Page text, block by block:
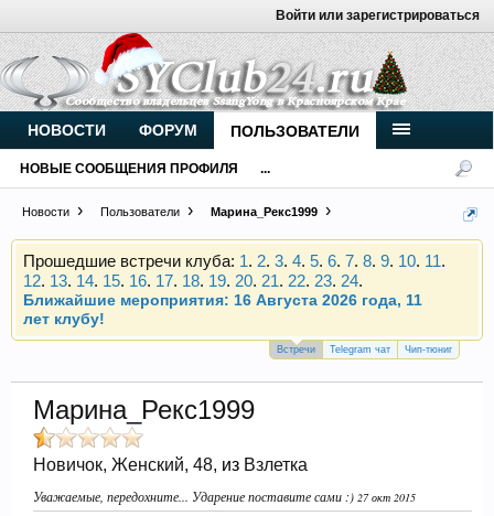
Войти или зарегистрироваться
Новости Пользователи Марина_Рекс1999
Внимание, новые участники нашего клуба!
Основное общение происходит вTelegram-чате.
Присоединяйтесь.
Чип-тюнинг (прошивка) дизелей от
Vahmurka
Прошедшие встречи клуба: 1. 2. 3. 4. 5. 6. 7. 8. 9. 10. 11.
12. 13. 14. 15. 16. 17. 18. 19. 20. 21. 22. 23. 24.
Ближайшие мероприятия: 16 Августа 2026 года, 11
лет клубу!
Внимание, новые участники нашего клуба!
Чип-тюнинг (прошивка) дизелей от
Vahmurka
Встречи Telegram чат Чип-тюниг
Марина_Рекс1999
Новичок, Женский, 48, из Взлетка
Уважаемые, передохните... Ударение поставите сами :) 27 окт 2015
НОВОСТИ ФОРУМ ПОЛЬЗОВАТЕЛИ
НОВЫЕ СООБЩЕНИЯ ПРОФИЛЯ ...